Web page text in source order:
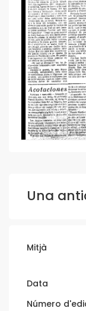
Una
Mitjà
Data
Número